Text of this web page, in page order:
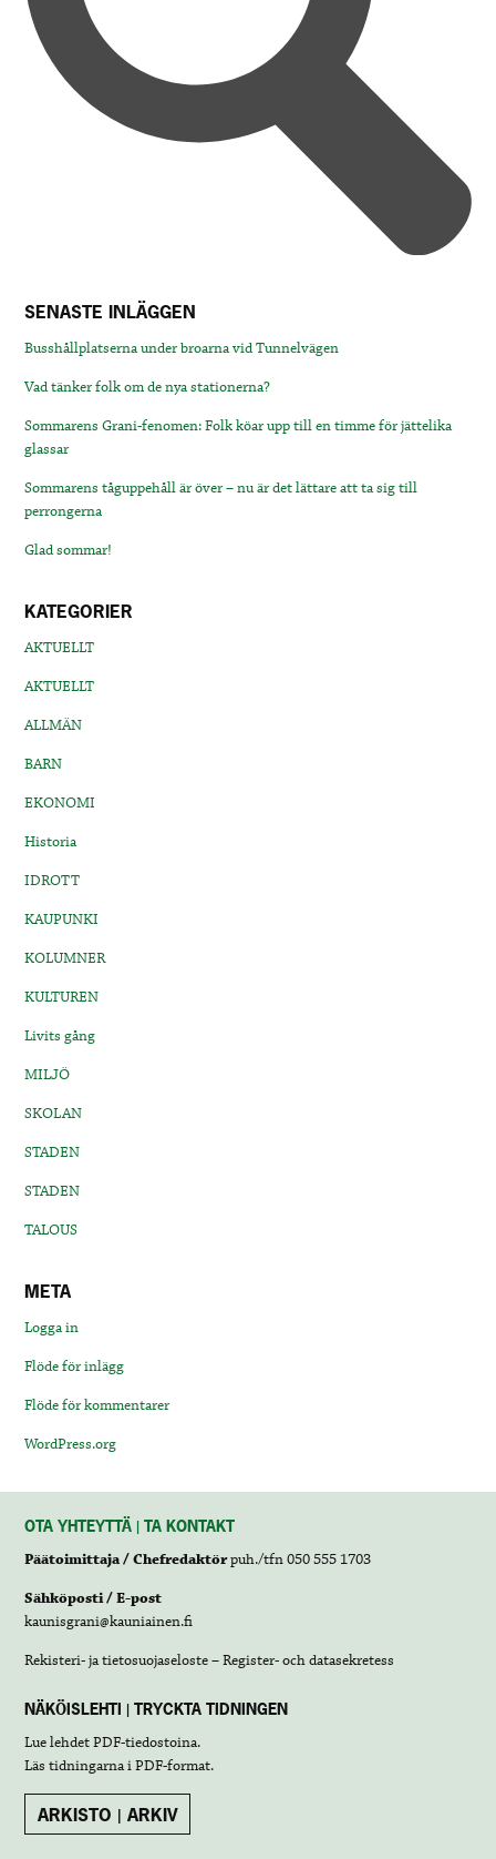
SENASTE INLÄGGEN
Busshållplatserna under broarna vid Tunnelvägen
Vad tänker folk om de nya stationerna?
Sommarens Grani-fenomen: Folk köar upp till en timme för jättelika
glassar
Sommarens tåguppehåll är över – nu är det lättare att ta sig till
perrongerna
Glad sommar!
KATEGORIER
AKTUELLT
AKTUELLT
ALLMÄN
BARN
EKONOMI
Historia
IDROTT
KAUPUNKI
KOLUMNER
KULTUREN
Livits gång
MILJÖ
SKOLAN
STADEN
STADEN
TALOUS
META
Logga in
Flöde för inlägg
Flöde för kommentarer
WordPress.org
OTA YHTEYTTÄ | TA KONTAKT
Päätoimittaja / Chefredaktörpuh./tfn 050 555 1703
Sähköposti / E-post
kaunisgrani@kauniainen.fi
Rekisteri- ja tietosuojaseloste – Register- och datasekretess
NÄKÖISLEHTI | TRYCKTA TIDNINGEN
Lue lehdetPDF-tiedostoina.
Läs tidningarna iPDF-format.
ARKISTO | ARKIV